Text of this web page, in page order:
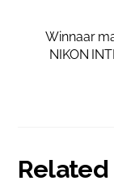
Winnaar
NIKON
Related